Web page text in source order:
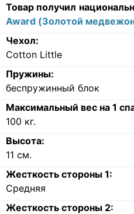
Товар получил
Award (Золотой
Чехол:
Cotton Little
Пружины:
беспружинный блок
Максимальный вес на 1
100 кг.
Высота:
11 см.
Жесткость стороны 1:
Средняя
Жесткость стороны 2: